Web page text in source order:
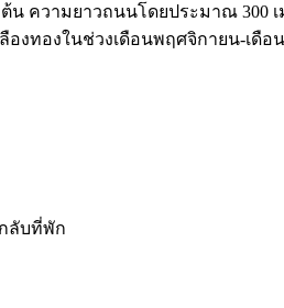
ความยาวถนนโดยประมาณ 300
องทองในช่วงเดือนพฤศจิกายน-เดือ
กลับที่พัก